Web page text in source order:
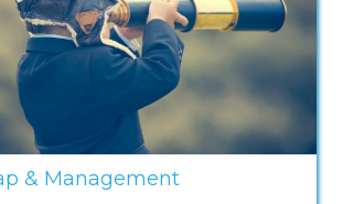
& Management